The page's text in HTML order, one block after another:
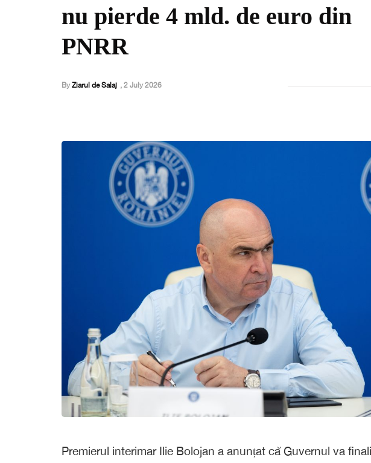
nu pierde 4 mld. de euro din
PNRR
By Ziarul de Salaj , 2 July 2026
Premierul interimar Ilie Bolojan a anunțat că Guvernul va